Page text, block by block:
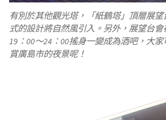
有別於其他觀光塔，「紙鶴塔」頂層展
式的設計將自然風引入。另外，展望台會
19：00～24：00搖身一變成為酒吧，大
賞廣島市的夜景呢！